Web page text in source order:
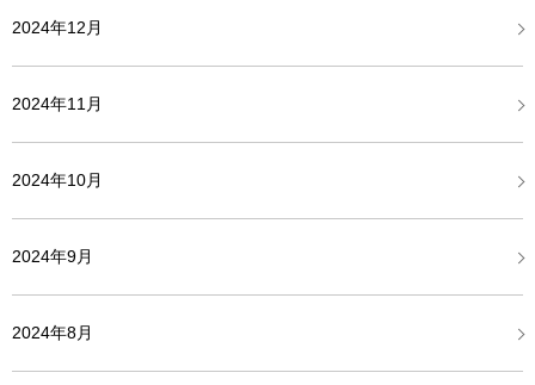
2024年12月
2024年11月
2024年10月
2024年9月
2024年8月